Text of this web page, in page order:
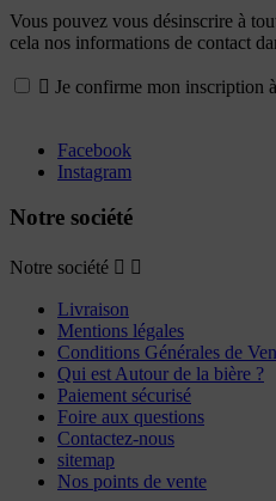
Vous pouvez vous désinscrire à
cela nos informations de contact
 Je confirme mon inscription
Facebook
Instagram
Notre société
Notre société  
Livraison
Mentions légales
Conditions Générales de
Qui est Autour de la bière ?
Paiement sécurisé
Foire aux questions
Contactez-nous
sitemap
Nos points de vente